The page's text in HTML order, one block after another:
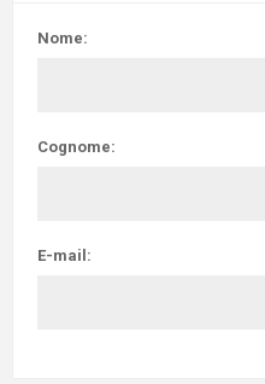
Nome:
Cognome:
E-mail: